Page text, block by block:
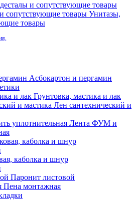
и сопутствующие товары
Унитазы,
товары
Асбокартон и пергамин
Грунтовка, мастика и лак
Лен сантехнический и
Лента ФУМ и
каболка и шнур
Паронит листовой
Пена монтажная